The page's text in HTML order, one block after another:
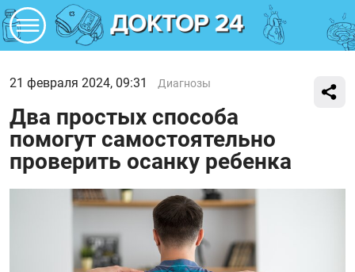
21 февраля 2024, 09:31 Диагнозы
Два простых способа
помогут самостоятельно
проверить осанку ребенка